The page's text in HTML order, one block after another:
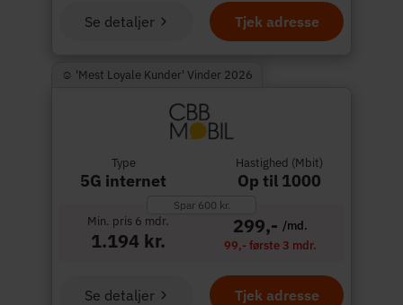
Tjek adresse
Se detaljer
☺︎ 'Mest Loyale Kunder' Vinder 2026
Type
5G internet
Hastighed (Mbit)
Op til 1000
Spar 600 kr.
Min. pris 6 mdr.
1.194 kr.
299,- /md.
99,- første 3 mdr.
Tjek adresse
Se detaljer